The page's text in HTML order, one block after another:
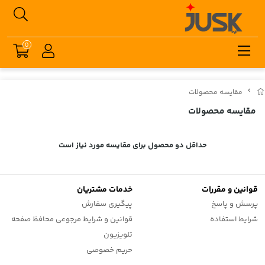
مقایسه محصولات
مقایسه محصولات
حداقل دو محصول برای مقایسه مورد نیاز است
قوانین و مقررات
پرسش و پاسخ
شرایط استفاده
خدمات مشتریان
پیگیری سفارش
قوانین و شرایط مرجوعی محافظ صفحه
تلویزیون
حریم خصوصی
0